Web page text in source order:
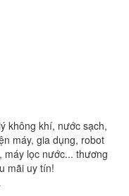
không khí, nước sạch,
máy, gia dụng, robot
máy lọc nước... thương
mãi uy tín!